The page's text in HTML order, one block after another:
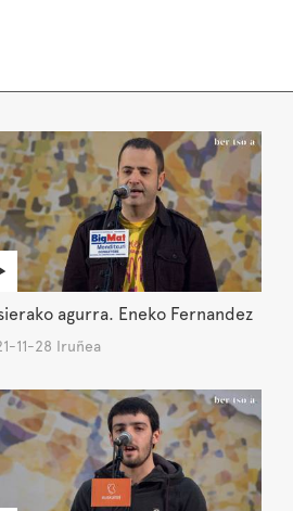
agurra. Eneko Fernandez
11-28 Iruñea